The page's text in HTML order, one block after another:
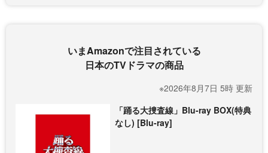
いまAmazonで注目されている
日本のTVドラマの商品
※2026年8月7日 5時 更新
「踊る大捜査線」Blu-ray BOX(特典
なし) [Blu-ray]